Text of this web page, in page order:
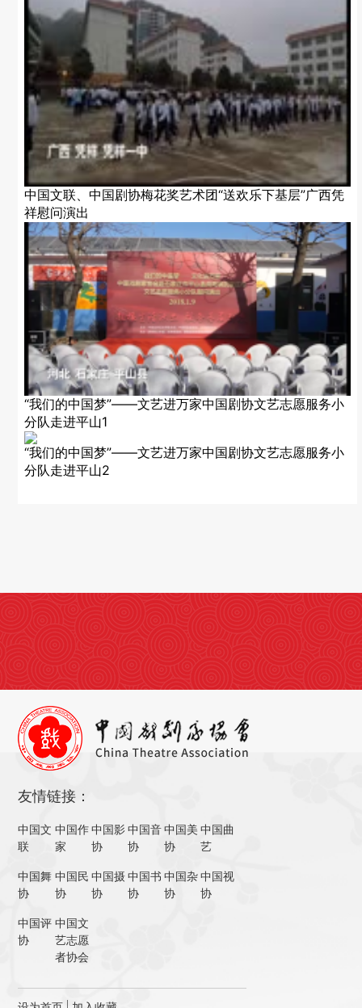
中国文联、中国剧协梅花奖艺术团“送欢乐下基层”广西凭
祥慰问演出
“我们的中国梦”——文艺进万家中国剧协文艺志愿服务小
分队走进平山1
“我们的中国梦”——文艺进万家中国剧协文艺志愿服务小
分队走进平山2
友情链接：
中国文
联
中国作
家
中国影
协
中国音
协
中国美
协
中国曲
艺
中国舞
协
中国民
协
中国摄
协
中国书
协
中国杂
协
中国视
协
中国评
协
中国文
艺志愿
者协会